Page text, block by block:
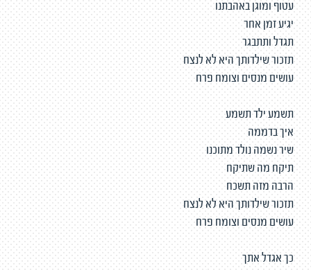
עטוף ומוגן באהבתנו
יגיע זמן אחר
תגדל ותתבגר
תזכור שילדותך היא לא לנצח
עושים מנסים וצומח פרח
תשמע ילד תשמע
איך בדממה
שיר נשמה נולד מתוכנו
תיקח מה שתיקח
הרבה מזה תשכח
תזכור שילדותך היא לא לנצח
עושים מנסים וצומח פרח
כך אגדל אתך